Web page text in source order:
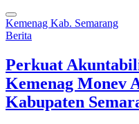
Kemenag Kab. Semarang
Berita
Perkuat
Kemenag Monev
Kabupaten